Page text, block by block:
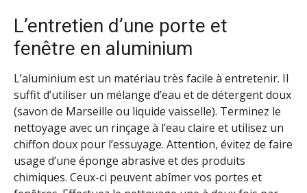
L’entretien d’une porte et
fenêtre en aluminium
L’aluminium est un matériau très facile à entretenir. Il
suffit d’utiliser un mélange d’eau et de détergent doux
(savon de Marseille ou liquide vaisselle). Terminez le
nettoyage avec un rinçage à l’eau claire et utilisez un
chiffon doux pour l’essuyage. Attention, évitez de faire
usage d’une éponge abrasive et des produits
chimiques. Ceux-ci peuvent abîmer vos portes et